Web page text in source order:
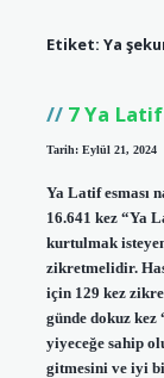
Etiket: Ya
7 Ya
Tarih: Eylül 21, 2024
Ya Latif esması
16.641 kez “Ya
kurtulmak
zikretmelidir.
için 129 kez
günde dokuz
yiyeceğe sahip
gitmesini ve iyi